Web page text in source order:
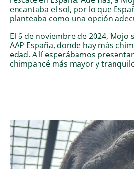
encantaba el sol, por lo que
planteaba como una opción
El 6 de noviembre de 2024, Mojo
AAP España, donde hay más
edad. Allí esperábamos
chimpancé más mayor y